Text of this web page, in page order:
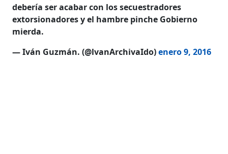
debería ser acabar con los secuestradores
extorsionadores y el hambre pinche Gobierno
mierda.
— Iván Guzmán. (@lvanArchivaIdo)enero 9, 2016